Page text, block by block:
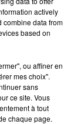
8 min
À
actively
combine data from
based on
ou affiner en
mes choix".
sans
ce site. Vous
à tout
chaque page.